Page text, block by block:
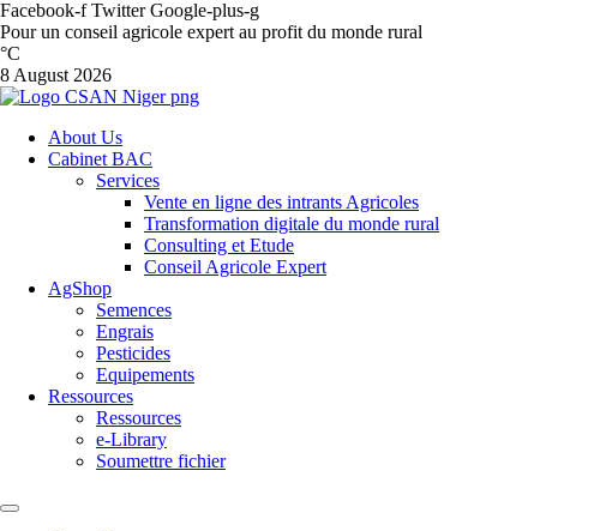
Facebook-f Twitter Google-plus-g
Pour un conseil agricole expert au profit du monde rural
°C
8 August 2026
About Us
Cabinet BAC
Services
Vente en ligne des intrants Agricoles
Transformation digitale du monde rural
Consulting et Etude
Conseil Agricole Expert
AgShop
Semences
Engrais
Pesticides
Equipements
Ressources
Ressources
e-Library
Soumettre fichier